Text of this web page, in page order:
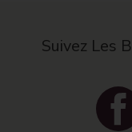
Suivez Les